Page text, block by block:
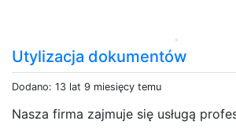
Utylizacja dokumentów
Dodano: 13 lat 9 miesięcy temu
Nasza firma zajmuje się usługą